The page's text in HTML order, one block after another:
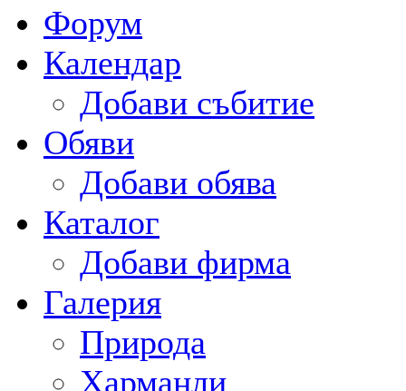
Форум
Календар
Добави събитие
Обяви
Добави обява
Каталог
Добави фирма
Галерия
Природа
Харманли